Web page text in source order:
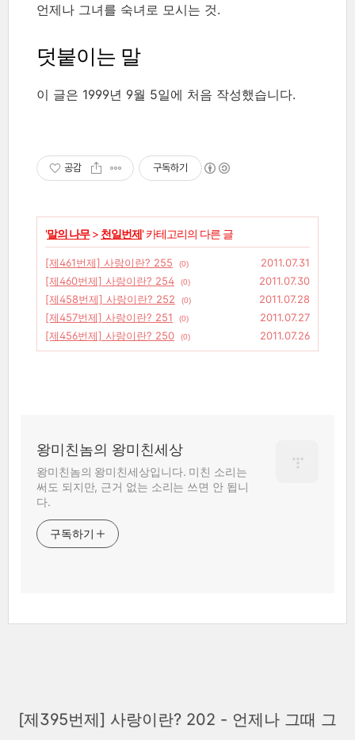
언제나 그녀를 숙녀로 모시는 것.
덧붙이는 말
이 글은 1999년 9월 5일에 처음 작성했습니다.
공감 구독하기
'말의 나무> 천일번제' 카테고리의 다른 글
[제461번제] 사랑이란? 255 (0)
2011.07.31
[제460번제] 사랑이란? 254
(0)
2011.07.30
[제458번제] 사랑이란? 252
(0)
2011.07.28
[제457번제] 사랑이란? 251
(0)
2011.07.27
[제456번제] 사랑이란? 250
(0) 2011.07.26
왕미친놈의 왕미친세상
왕미친놈의 왕미친세상입니다. 미친 소리는
써도 되지만, 근거 없는 소리는 쓰면 안 됩니
다.
구독하기
[제395번제] 사랑이란? 202 - 언제나 그때 그